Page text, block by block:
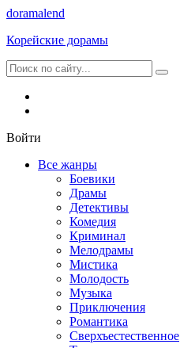
doramalend
Корейские дорамы
Войти
Все жанры
Боевики
Драмы
Детективы
Комедия
Криминал
Мелодрамы
Мистика
Молодость
Музыка
Приключения
Романтика
Сверхъестественное